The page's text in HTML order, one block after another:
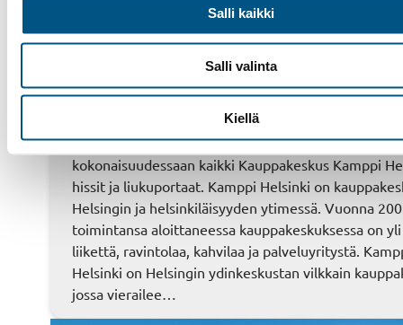
Salli kaikki
Salli valinta
Kiellä
hissien ja liukuportaiden kunnossapidosta
Suomen Hissiurakointi on solminut hissien ja
kunnossapitosopimuksen Kauppakeskus Kampin
Sopimuksen myötä Suomen Hissiurakoinnin
kokonaisuudessaan kaikki Kauppakeskus Kamppi
hissit ja liukuportaat. Kamppi Helsinki on
Helsingin ja helsinkiläisyyden ytimessä. Vuonna
toimintansa aloittaneessa kauppakeskuksessa on
liikettä, ravintolaa, kahvilaa ja palveluyritystä.
Helsinki on Helsingin ydinkeskustan vilkkain
jossa vierailee…